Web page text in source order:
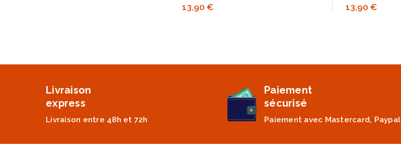
13,90 € 13,90 €
Livraison
express
Livraison entre 48h et 72h
Paiement
sécurisé
Paiement avec Mastercard, Paypal